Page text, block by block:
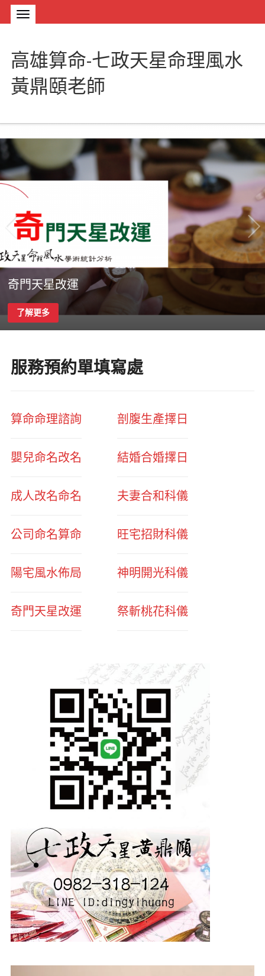
高雄算命-七政天星命理風水
黃鼎頤老師
奇門天星改運
了解更多
服務預約單填寫處
算命命理諮詢
嬰兒命名改名
成人改名命名
公司命名算命
陽宅風水佈局
奇門天星改運
剖腹生產擇日
結婚合婚擇日
夫妻合和科儀
旺宅招財科儀
神明開光科儀
祭斬桃花科儀